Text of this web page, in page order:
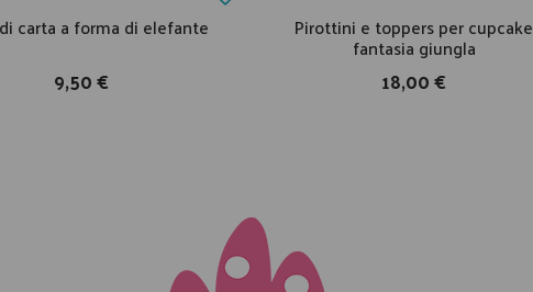
carta a forma di elefante
9,50 €
Pirottini e toppers per cupcake
fantasia giungla
18,00 €